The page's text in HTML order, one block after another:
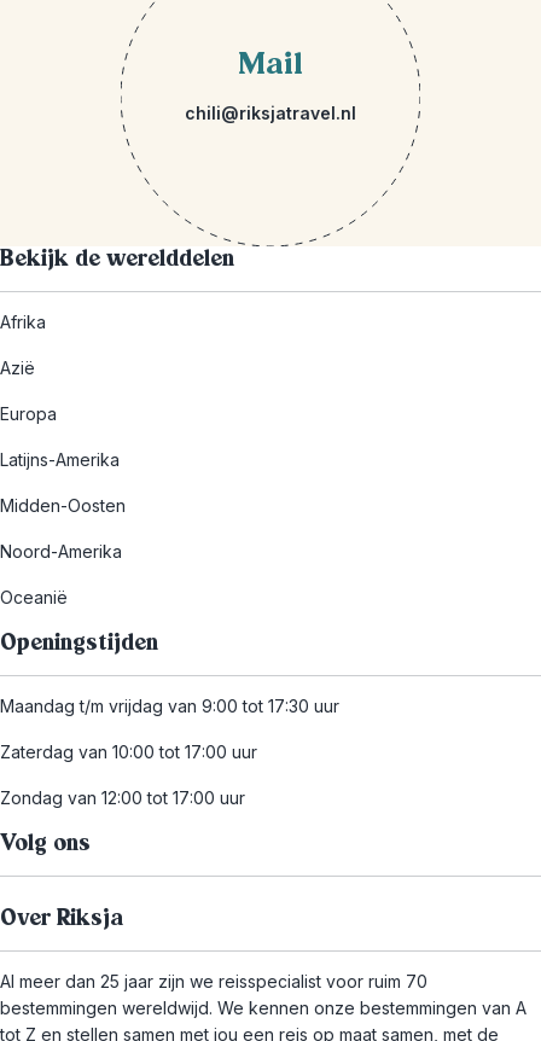
Mail
chili@riksjatravel.nl
Bekijk de werelddelen
Afrika
Azië
Europa
Latijns-Amerika
Midden-Oosten
Noord-Amerika
Oceanië
Openingstijden
Maandag t/m vrijdag van 9:00 tot 17:30 uur
Zaterdag van 10:00 tot 17:00 uur
Zondag van 12:00 tot 17:00 uur
Volg ons
Over Riksja
Al meer dan 25 jaar zijn we reisspecialist voor ruim 70
bestemmingen wereldwijd. We kennen onze bestemmingen van A
tot Z en stellen samen met jou een reis op maat samen, met de